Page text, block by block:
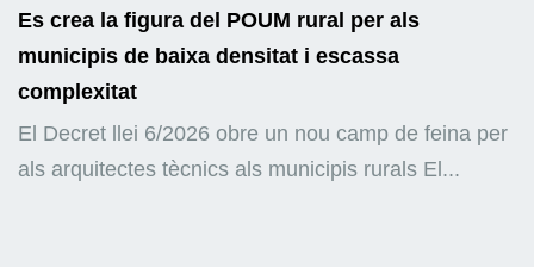
Es crea la figura del POUM rural per als
municipis de baixa densitat i escassa
complexitat
El Decret llei 6/2026 obre un nou camp de feina per
als arquitectes tècnics als municipis rurals El...